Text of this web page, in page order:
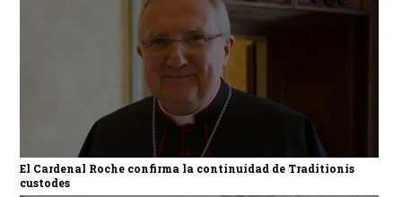
El Cardenal Roche confirma la continuidad de Traditionis
custodes